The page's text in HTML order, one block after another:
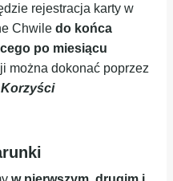
rejestracja karty w
Chwiledo końca
po miesiącu
można dokonać poprzez
Korzyści